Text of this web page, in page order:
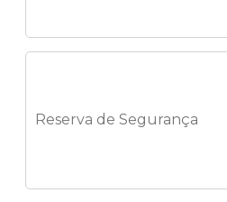
Reserva de Segurança